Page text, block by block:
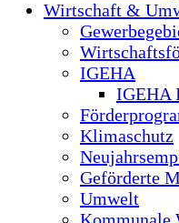
Wirtschaft &
IGEHA
IGEHA
Klimaschutz
Geförderte
Umwelt